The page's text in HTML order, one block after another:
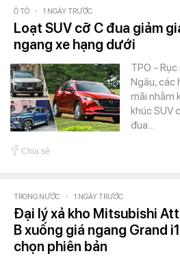
Ô TÔ - 1 NGÀY TRƯỚC
Loạt SUV cỡ C đua giảm
ngang xe hạng dưới
TPO -
Ngâu, các
mãi nhằm
khúc SUV
đua…
Chia sẻ
TRONG NƯỚC - 1 NGÀY TRƯỚC
Đại lý xả kho Mitsubishi
B xuống giá ngang Grand
chọn phiên bản